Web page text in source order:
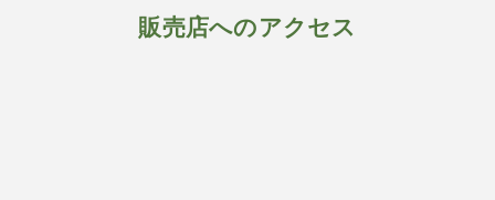
販売店へのアクセス